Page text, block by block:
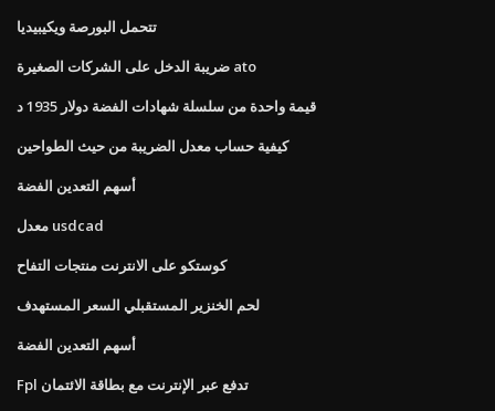
تتحمل البورصة ويكيبيديا
ضريبة الدخل على الشركات الصغيرة ato
قيمة واحدة من سلسلة شهادات الفضة دولار 1935 د
كيفية حساب معدل الضريبة من حيث الطواحين
أسهم التعدين الفضة
معدل usdcad
كوستكو على الانترنت منتجات التفاح
لحم الخنزير المستقبلي السعر المستهدف
أسهم التعدين الفضة
Fpl تدفع عبر الإنترنت مع بطاقة الائتمان